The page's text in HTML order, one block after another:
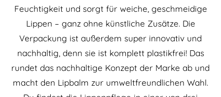
Feuchtigkeit und sorgt für weiche, geschmeidige
Lippen – ganz ohne künstliche Zusätze. Die
Verpackung ist außerdem super innovativ und
nachhaltig, denn sie ist komplett plastikfrei! Das
rundet das nachhaltige Konzept der Marke ab und
macht den Lipbalm zur umweltfreundlichen Wahl.